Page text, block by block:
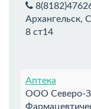
Архангельск,
8 ст14
Аптека
ООО Северо-